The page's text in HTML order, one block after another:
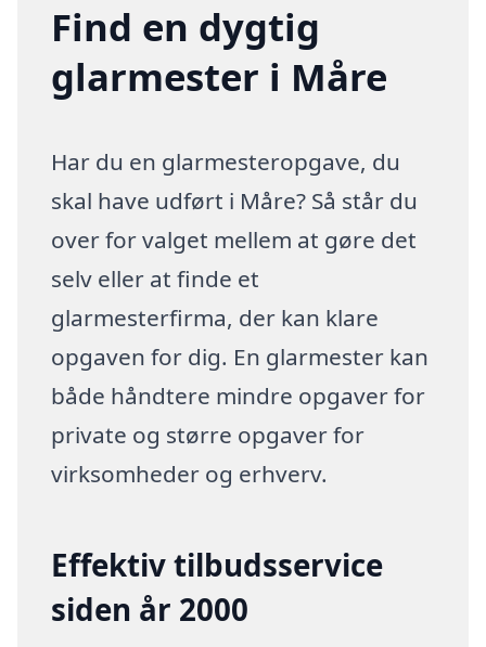
Find en dygtig
glarmester i Måre
Har du en glarmesteropgave, du
skal have udført i Måre? Så står du
over for valget mellem at gøre det
selv eller at finde et
glarmesterfirma, der kan klare
opgaven for dig. En glarmester kan
både håndtere mindre opgaver for
private og større opgaver for
virksomheder og erhverv.
Effektiv tilbudsservice
siden år 2000